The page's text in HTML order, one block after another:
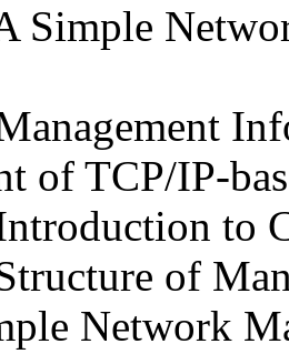
Simple
of TCP/IP-
to
of
Network